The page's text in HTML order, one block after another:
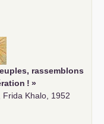
rassemblons
! »
Khalo, 1952